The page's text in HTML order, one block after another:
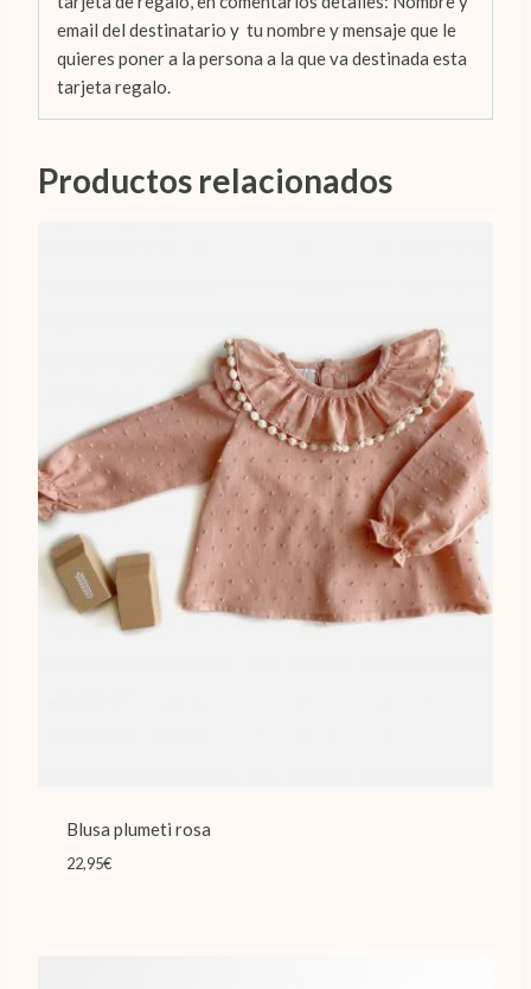
email del destinatario y tu nombre y mensaje que le
quieres poner a la persona a la que va destinada esta
tarjeta regalo.
Productos relacionados
Blusa plumeti rosa
22,95€